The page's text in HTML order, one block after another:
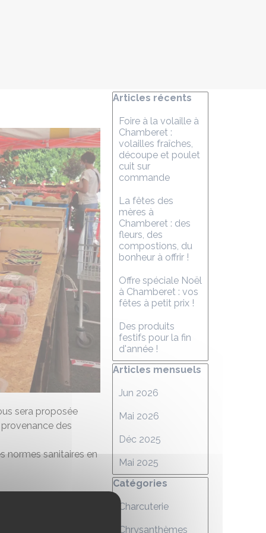
sera proposée
des
normes sanitaires en
Sauter le bloc Articles récents
Articles récents
Foire à la volaille à
Chamberet :
volailles fraîches,
découpe et poulet
cuit sur
commande
La fêtes des
mères à
Chamberet : des
fleurs, des
compostions, du
bonheur à offrir !
Offre spéciale Noël
à Chamberet : vos
fêtes à petit prix !
Des produits
festifs pour la fin
d'année !
Sauter le bloc Articles mensuels
Articles mensuels
Jun 2026
Mai 2026
Déc 2025
Mai 2025
Sauter le bloc Catégories
Catégories
Charcuterie
Chrysanthèmes